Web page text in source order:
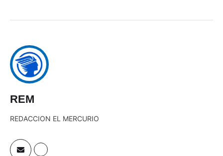
REM
REDACCION EL MERCURIO